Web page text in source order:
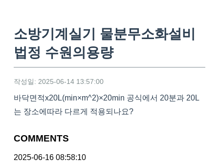
소방기계실기 물분무소화설비
법정 수원의용량
작성일: 2025-06-14 13:57:00
바닥면적x20L(min×m^2)×20min 공식에서 20분과 20L
는 장소에따라 다르게 적용되나요?
COMMENTS
2025-06-16 08:58:10